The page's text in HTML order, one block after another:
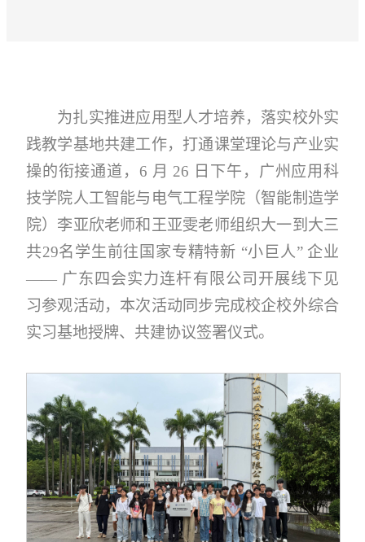
为扎实推进应用型人才培养，落实校外实
践教学基地共建工作，打通课堂理论与产业实
操的衔接通道，6 月 26 日下午，广州应用科
技学院人工智能与电气工程学院（智能制造学
院）李亚欣老师和王亚雯老师组织大一到大三
共29名学生前往国家专精特新 “小巨人” 企业
—— 广东四会实力连杆有限公司开展线下见
习参观活动，本次活动同步完成校企校外综合
实习基地授牌、共建协议签署仪式。